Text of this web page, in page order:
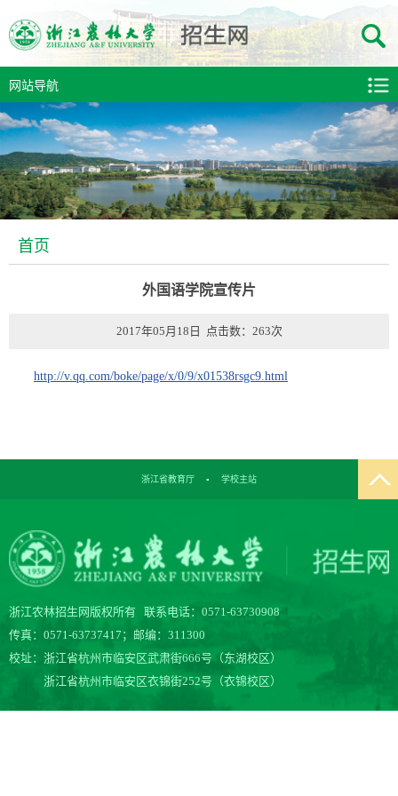
网站导航
首页
外国语学院宣传片
2017年05月18日 点击数： 263次
http://v.qq.com/boke/page/x/0/9/x01538rsgc9.html
浙江省教育厅 ▪ 学校主站
浙江农林招生网版权所有 联系电话：0571-63730908
传真：0571-63737417；邮编：311300
校址：浙江省杭州市临安区武肃街666号（东湖校区）
浙江省杭州市临安区衣锦街252号（衣锦校区）